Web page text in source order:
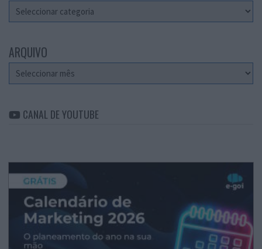
Categorias
ARQUIVO
Arquivo
CANAL DE YOUTUBE